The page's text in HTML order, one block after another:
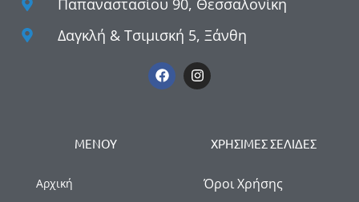
Δαγκλή & Τσιμισκή 5, Ξάνθη
ΜΕΝΟΥ
Αρχική
ΧΡΗΣΙΜΕΣ ΣΕΛΙΔΕΣ
Όροι Χρήσης